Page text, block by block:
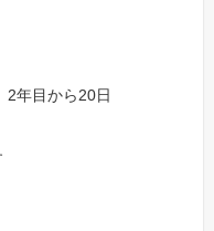
2年目から20日